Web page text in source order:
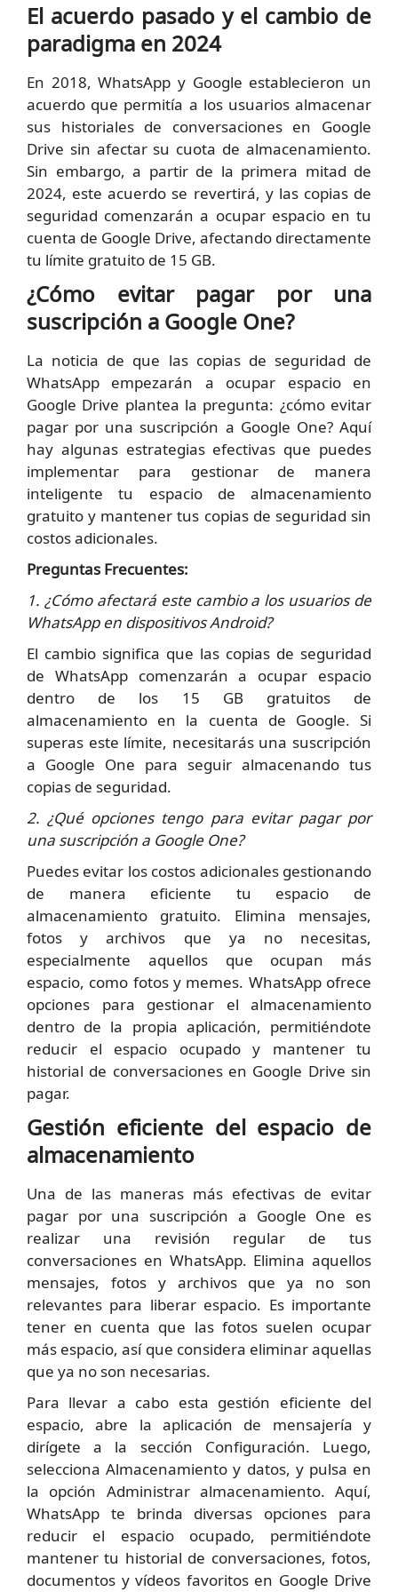
El acuerdo pasado y el cambio de
paradigma en 2024
En 2018, WhatsApp y Google establecieron un
acuerdo que permitía a los usuarios almacenar
sus historiales de conversaciones en Google
Drive sin afectar su cuota de almacenamiento.
Sin embargo, a partir de la primera mitad de
2024, este acuerdo se revertirá, y las copias de
seguridad comenzarán a ocupar espacio en tu
cuenta de Google Drive, afectando directamente
tu límite gratuito de 15 GB.
¿Cómo evitar pagar por una
suscripción a Google One?
La noticia de que las copias de seguridad de
WhatsApp empezarán a ocupar espacio en
Google Drive plantea la pregunta: ¿cómo evitar
pagar por una suscripción a Google One? Aquí
hay algunas estrategias efectivas que puedes
implementar para gestionar de manera
inteligente tu espacio de almacenamiento
gratuito y mantener tus copias de seguridad sin
costos adicionales.
Preguntas Frecuentes:
1. ¿Cómo afectará este cambio a los usuarios de
WhatsApp en dispositivos Android?
El cambio significa que las copias de seguridad
de WhatsApp comenzarán a ocupar espacio
dentro de los 15 GB gratuitos de
almacenamiento en la cuenta de Google. Si
superas este límite, necesitarás una suscripción
a Google One para seguir almacenando tus
copias de seguridad.
2. ¿Qué opciones tengo para evitar pagar por
una suscripción a Google One?
Puedes evitar los costos adicionales gestionando
de manera eficiente tu espacio de
almacenamiento gratuito. Elimina mensajes,
fotos y archivos que ya no necesitas,
especialmente aquellos que ocupan más
espacio, como fotos y memes. WhatsApp ofrece
opciones para gestionar el almacenamiento
dentro de la propia aplicación, permitiéndote
reducir el espacio ocupado y mantener tu
historial de conversaciones en Google Drive sin
pagar.
Gestión eficiente del espacio de
almacenamiento
Una de las maneras más efectivas de evitar
pagar por una suscripción a Google One es
realizar una revisión regular de tus
conversaciones en WhatsApp. Elimina aquellos
mensajes, fotos y archivos que ya no son
relevantes para liberar espacio. Es importante
tener en cuenta que las fotos suelen ocupar
más espacio, así que considera eliminar aquellas
que ya no son necesarias.
Para llevar a cabo esta gestión eficiente del
espacio, abre la aplicación de mensajería y
dirígete a la sección Configuración. Luego,
selecciona Almacenamiento y datos, y pulsa en
la opción Administrar almacenamiento. Aquí,
WhatsApp te brinda diversas opciones para
reducir el espacio ocupado, permitiéndote
mantener tu historial de conversaciones, fotos,
documentos y vídeos favoritos en Google Drive